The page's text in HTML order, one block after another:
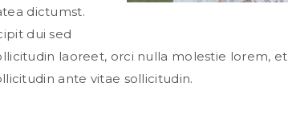
dictumst.
dui sed
laoreet, orci nulla molestie lorem, et
ante vitae sollicitudin.